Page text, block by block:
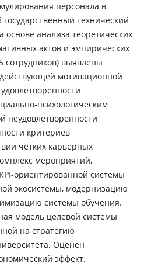
персонала в
технический
основе анализа теоретических
актов и эмпирических
сотрудников) выявлены
мотивационной
психологическим
неудовлетворенности
критериев
четких карьерных
мероприятий,
ориентированной системы
экосистемы, модернизацию
системы обучения.
модель целевой системы
на стратегию
Оценен
эффект.